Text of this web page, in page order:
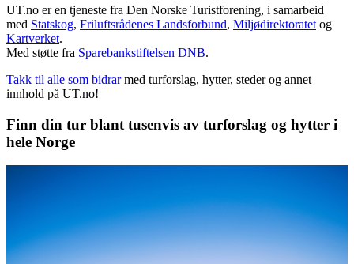
UT.no er en tjeneste fra Den Norske Turistforening, i samarbeid
med Statskog, Friluftsrådenes Landsforbund, Miljødirektoratet og
Kartverket.
Med støtte fra Sparebankstiftelsen DNB.
Takk til alle som bidrar med turforslag, hytter, steder og annet
innhold på UT.no!
Finn din tur blant tusenvis av turforslag og hytter i
hele Norge